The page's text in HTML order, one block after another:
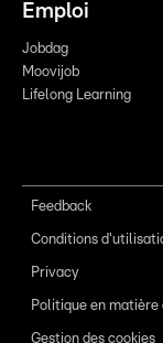
Emploi
Jobdag
Moovijob
Lifelong Learning
Feedback
Conditions
Privacy
Politique en matière
Gestion des cookies